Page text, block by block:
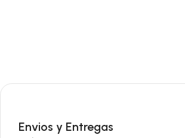
Envios y Entregas